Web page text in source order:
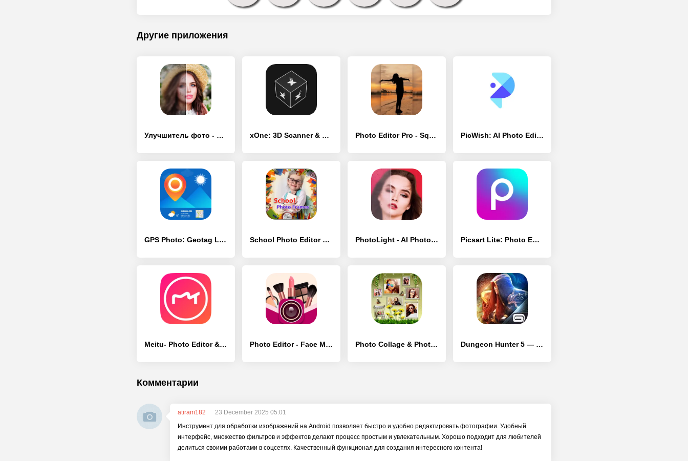
Другие приложения
Улучшитель фото - Photo Tune - [Без рекламы] xOne: 3D Scanner & Photo to 3D - [Без рекламы] Photo Editor Pro - Square Pic - [Без рекламы] PicWish: AI Photo Editor - [Без рекламы]
GPS Photo: Geotag Location - [Без рекламы] School Photo Editor & Frames - [Без рекламы] PhotoLight - AI Photo Enhancer - [Без рекламы] Picsart Lite: Photo Editor - [Без рекламы]
Meitu- Photo Editor & AI Art - [Без рекламы] Photo Editor - Face Makeup - [Без рекламы] Photo Collage & Photo Frame - [Без рекламы] Dungeon Hunter 5 — Экшен РПГ
Комментарии
atiram182
23 December 2025 05:01
Инструмент для обработки изображений на Android позволяет быстро и удобно редактировать фотографии. Удобный
интерфейс, множество фильтров и эффектов делают процесс простым и увлекательным. Хорошо подходит для любителей
делиться своими работами в соцсетях. Качественный функционал для создания интересного контента!